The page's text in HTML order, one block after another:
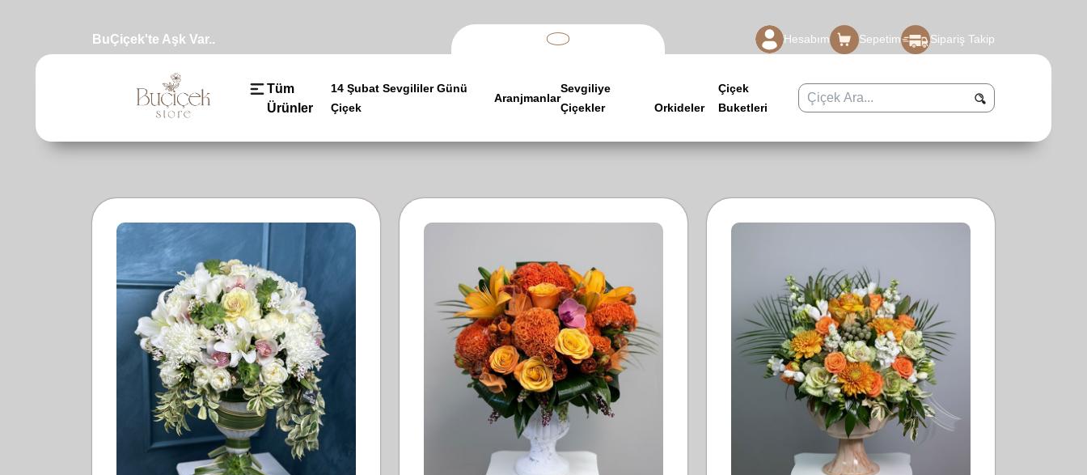
BuÇiçek'te Aşk Var.. Hesabım Sepetim Sipariş Takip
Tüm
Ürünler
14 Şubat Sevgililer Günü
Çiçek
Aranjmanlar
Sevgiliye
Çiçekler
Orkideler
Çiçek
Buketleri